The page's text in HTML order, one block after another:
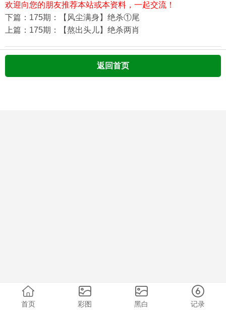
欢迎向您的朋友推荐本站或本资料，一起交流！
下篇：175期：【风尘满身】绝杀①尾
上篇：175期：【熬出头儿】绝杀两肖
返回首页
首页 彩图 黑白 记录